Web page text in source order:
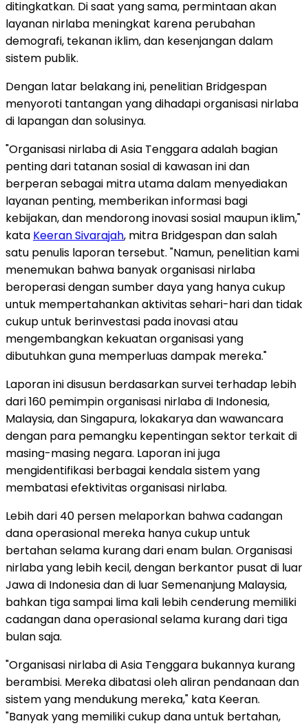
ditingkatkan. Di saat yang sama, permintaan akan
layanan nirlaba meningkat karena perubahan
demografi, tekanan iklim, dan kesenjangan dalam
sistem publik.
Dengan latar belakang ini, penelitian Bridgespan
menyoroti tantangan yang dihadapi organisasi nirlaba
di lapangan dan solusinya.
"Organisasi nirlaba di Asia Tenggara adalah bagian
penting dari tatanan sosial di kawasan ini dan
berperan sebagai mitra utama dalam menyediakan
layanan penting, memberikan informasi bagi
kebijakan, dan mendorong inovasi sosial maupun iklim,"
kata Keeran Sivarajah, mitra Bridgespan dan salah
satu penulis laporan tersebut. "Namun, penelitian kami
menemukan bahwa banyak organisasi nirlaba
beroperasi dengan sumber daya yang hanya cukup
untuk mempertahankan aktivitas sehari-hari dan tidak
cukup untuk berinvestasi pada inovasi atau
mengembangkan kekuatan organisasi yang
dibutuhkan guna memperluas dampak mereka."
Laporan ini disusun berdasarkan survei terhadap lebih
dari 160 pemimpin organisasi nirlaba di Indonesia,
Malaysia, dan Singapura, lokakarya dan wawancara
dengan para pemangku kepentingan sektor terkait di
masing-masing negara. Laporan ini juga
mengidentifikasi berbagai kendala sistem yang
membatasi efektivitas organisasi nirlaba.
Lebih dari 40 persen melaporkan bahwa cadangan
dana operasional mereka hanya cukup untuk
bertahan selama kurang dari enam bulan. Organisasi
nirlaba yang lebih kecil, dengan berkantor pusat di luar
Jawa di Indonesia dan di luar Semenanjung Malaysia,
bahkan tiga sampai lima kali lebih cenderung memiliki
cadangan dana operasional selama kurang dari tiga
bulan saja.
"Organisasi nirlaba di Asia Tenggara bukannya kurang
berambisi. Mereka dibatasi oleh aliran pendanaan dan
sistem yang mendukung mereka," kata Keeran.
"Banyak yang memiliki cukup dana untuk bertahan,